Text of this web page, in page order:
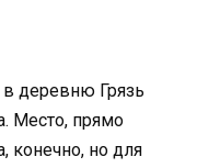
деревню Грязь
Место, прямо
конечно, но для